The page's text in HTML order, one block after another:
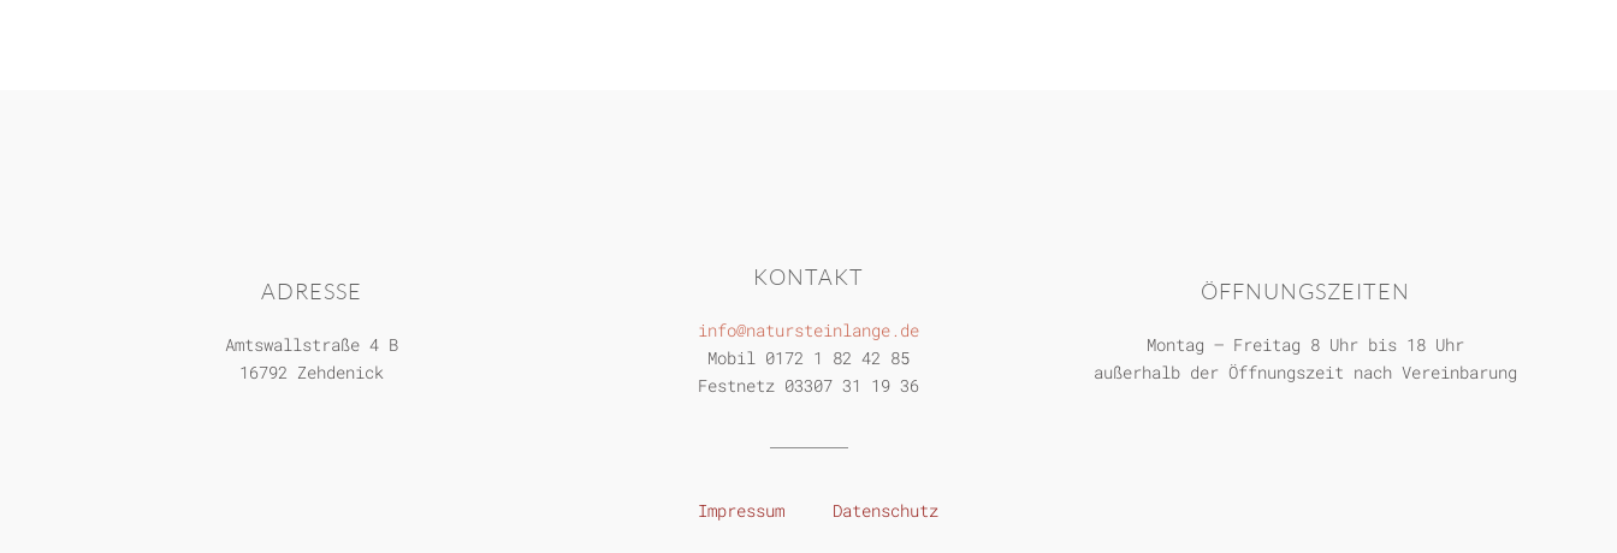
ADRESSE
Amtswallstraße 4 B
16792 Zehdenick
KONTAKT
info@natursteinlange.de
Mobil 0172 1 82 42 85
Festnetz 03307 31 19 36
ÖFFNUNGSZEITEN
Montag – Freitag 8 Uhr bis 18 Uhr
außerhalb der Öffnungszeit nach Vereinbarung
Impressum Datenschutz